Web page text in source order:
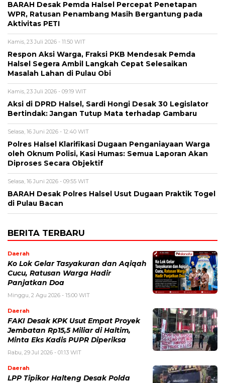
BARAH Desak Pemda Halsel Percepat Penetapan
WPR, Ratusan Penambang Masih Bergantung pada
Aktivitas PETI
Kamis, 23 Juli 2026 - 11:50 WIT
Respon Aksi Warga, Fraksi PKB Mendesak Pemda
Halsel Segera Ambil Langkah Cepat Selesaikan
Masalah Lahan di Pulau Obi
Kamis, 23 Juli 2026 - 09:19 WIT
Aksi di DPRD Halsel, Sardi Hongi Desak 30 Legislator
Bertindak: Jangan Tutup Mata terhadap Gambaru
Selasa, 16 Juni 2026 - 12:40 WIT
Polres Halsel Klarifikasi Dugaan Penganiayaan Warga
oleh Oknum Polisi, Kasi Humas: Semua Laporan Akan
Diproses Secara Objektif
Selasa, 16 Juni 2026 - 09:55 WIT
BARAH Desak Polres Halsel Usut Dugaan Praktik Togel
di Pulau Bacan
BERITA TERBARU
Daerah
Ko Lok Gelar Tasyakuran dan Aqiqah
Cucu, Ratusan Warga Hadir
Panjatkan Doa
Minggu, 2 Agu 2026 - 15:00 WIT
Daerah
FAKI Desak KPK Usut Empat Proyek
Jembatan Rp15,5 Miliar di Haltim,
Minta Eks Kadis PUPR Diperiksa
Rabu, 29 Jul 2026 - 01:13 WIT
Daerah
LPP Tipikor Halteng Desak Polda